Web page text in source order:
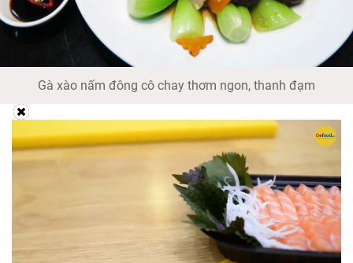
Gà xào nấm đông cô chay thơm ngon, thanh đạm